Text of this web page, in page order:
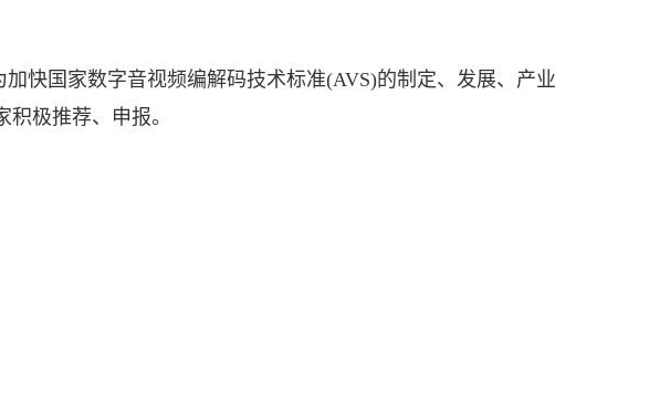
快国家数字音视频编解码技术标准(AVS)的制定、发展、产业
极推荐、申报。